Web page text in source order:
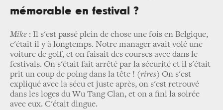
mémorable en festival ?
Mike : Il s'est passé plein de chose une fois en Belgique,
c'était il y à longtemps. Notre manager avait volé une
voiture de golf, et on faisait des courses avec dans le
festivals. On s'était fait arrêté par la sécurité et il s'était
prit un coup de poing dans la tête ! (rires) On s'est
expliqué avec la sécu et juste après, on s'est retrouvé
dans les loges du Wu Tang Clan, et on a fini la soirée
avec eux. C'était dingue.